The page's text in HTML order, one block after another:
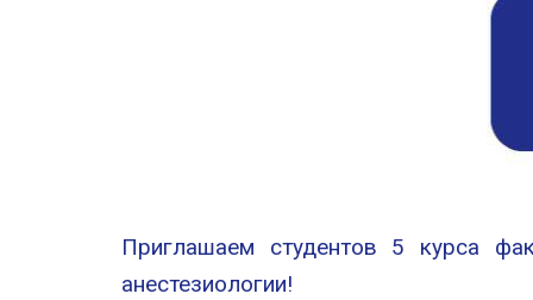
Приглашаем студентов 5 курса
анестезиологии!